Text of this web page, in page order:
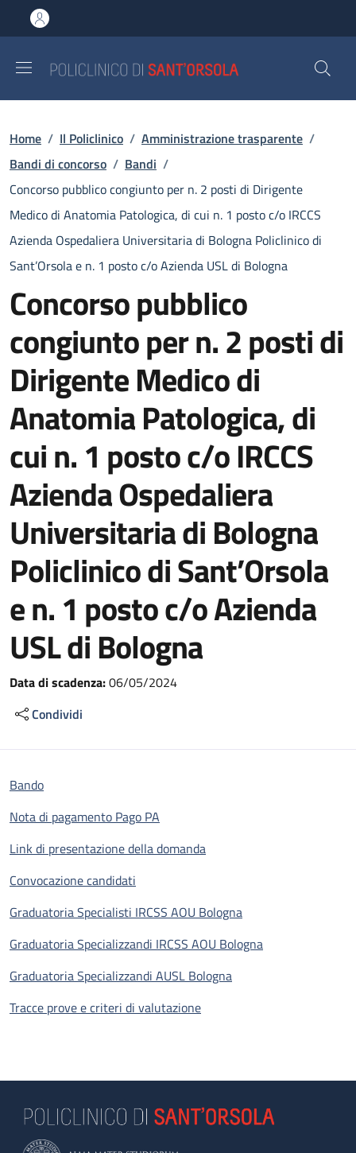
al contenuto principale
to footer content
Briciole di pane
Home / Il Policlinico / Amministrazione trasparente /
Bandi di concorso / Bandi /
Concorso pubblico congiunto per n. 2 posti di Dirigente
Medico di Anatomia Patologica, di cui n. 1 posto c/o IRCCS
Azienda Ospedaliera Universitaria di Bologna Policlinico di
Sant’Orsola e n. 1 posto c/o Azienda USL di Bologna
Concorso pubblico
congiunto per n. 2 posti di
Dirigente Medico di
Anatomia Patologica, di
cui n. 1 posto c/o IRCCS
Azienda Ospedaliera
Universitaria di Bologna
Policlinico di Sant’Orsola
e n. 1 posto c/o Azienda
USL di Bologna
Data di scadenza:06/05/2024
Condividi
Bando
Nota di pagamento Pago PA
Link di presentazione della domanda
Convocazione candidati
Graduatoria Specialisti IRCSS AOU Bologna
Graduatoria Specializzandi IRCSS AOU Bologna
Graduatoria Specializzandi AUSL Bologna
Tracce prove e criteri di valutazione